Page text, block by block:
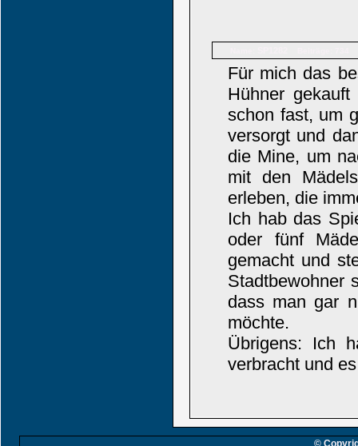
Für mich das
Hühner
schon fast, um
versorgt und
die Mine, um
mit den
erleben, die
Ich hab das
oder fünf
gemacht und
Stadtbewohner
dass man gar
möchte.
Übrigens: Ich
verbracht und
©